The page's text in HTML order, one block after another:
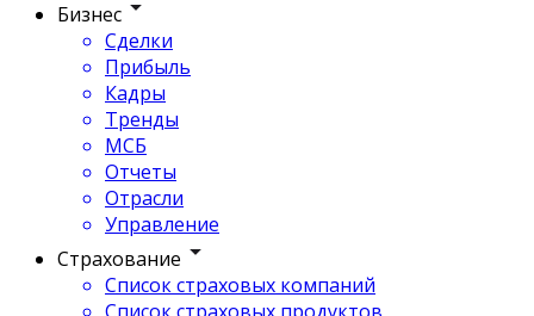
Бизнес
Сделки
Прибыль
Кадры
Тренды
МСБ
Отчеты
Отрасли
Управление
Страхование
Список страховых компаний